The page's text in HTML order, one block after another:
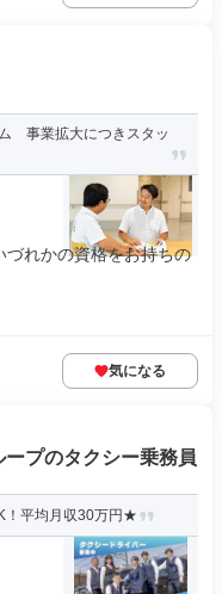
事業拡大につきスタッ
れかの資格をお持ちの
気になる
プのタクシー乗務員
！平均月収30万円★